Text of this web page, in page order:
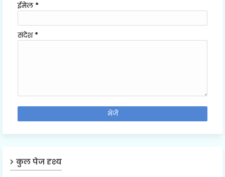
ईमेल *
संदेश *
कुल पेज दृश्य